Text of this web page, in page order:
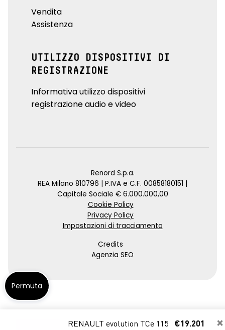
×
RENAULT evolution TCe 115 €19.201
Vendita
Assistenza
UTILIZZO DISPOSITIVI DI
REGISTRAZIONE
Informativa utilizzo dispositivi
registrazione audio e video
Renord S.p.a.
REA Milano 810796 | P.IVA e C.F. 00858180151 |
Capitale Sociale € 6.000.000,00
Cookie Policy
Privacy Policy
Impostazioni di tracciamento
Credits
Agenzia SEO
Permuta